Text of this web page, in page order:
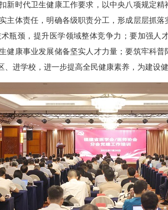
时代卫生健康工作要求，以中央八项规定精
主体责任，明确各级职责分工，形成层层抓
瓶颈，提升医学领域整体竞争力；要加强人
健康事业发展储备坚实人才力量；要筑牢科
进学校，进一步提高全民健康素养，为建设